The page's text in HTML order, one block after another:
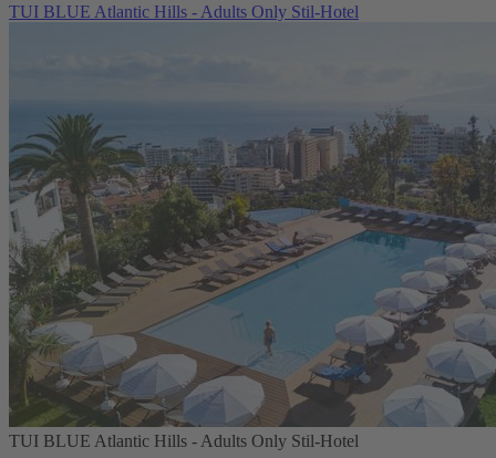
TUI BLUE Atlantic Hills - Adults Only Stil-Hotel
TUI BLUE Atlantic Hills - Adults Only Stil-Hotel